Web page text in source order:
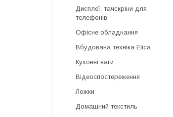
Дисплеї, тачскріни для
телефонів
Офісне обладнання
Вбудована техніка Elica
Кухонні ваги
Відеоспостереження
Ложки
Домашний текстиль